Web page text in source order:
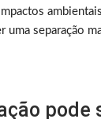
uma separação